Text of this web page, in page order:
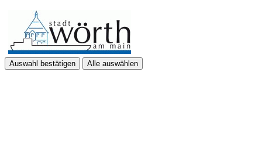
Auswahl bestätigen Alle auswählen